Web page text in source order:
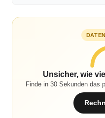
Unsicher, wie
Finde in 30 Sekunden das